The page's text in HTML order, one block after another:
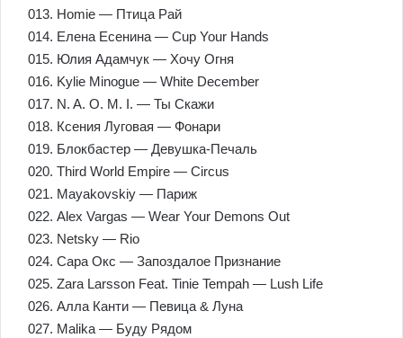
013. Homie — Птица Рай
014. Елена Есенина — Cup Your Hands
015. Юлия Адамчук — Хочу Огня
016. Kylie Minogue — White December
017. N. A. O. M. I. — Ты Скажи
018. Ксения Луговая — Фонари
019. Блокбастер — Девушка-Печаль
020. Third World Empire — Circus
021. Mayakovskiy — Париж
022. Alex Vargas — Wear Your Demons Out
023. Netsky — Rio
024. Сара Окс — Запоздалое Признание
025. Zara Larsson Feat. Tinie Tempah — Lush Life
026. Алла Канти — Певица & Луна
027. Malika — Буду Рядом